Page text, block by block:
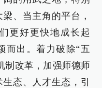
、当主角的平台，
更好更快地成长起
而出。着力破除“五
制改革，加强师德师
态、人才生态，引